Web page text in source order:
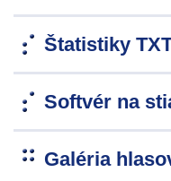
Štatistiky
Softvér na
Galéria